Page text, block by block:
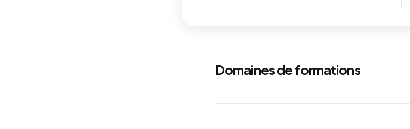
Domaines de formations